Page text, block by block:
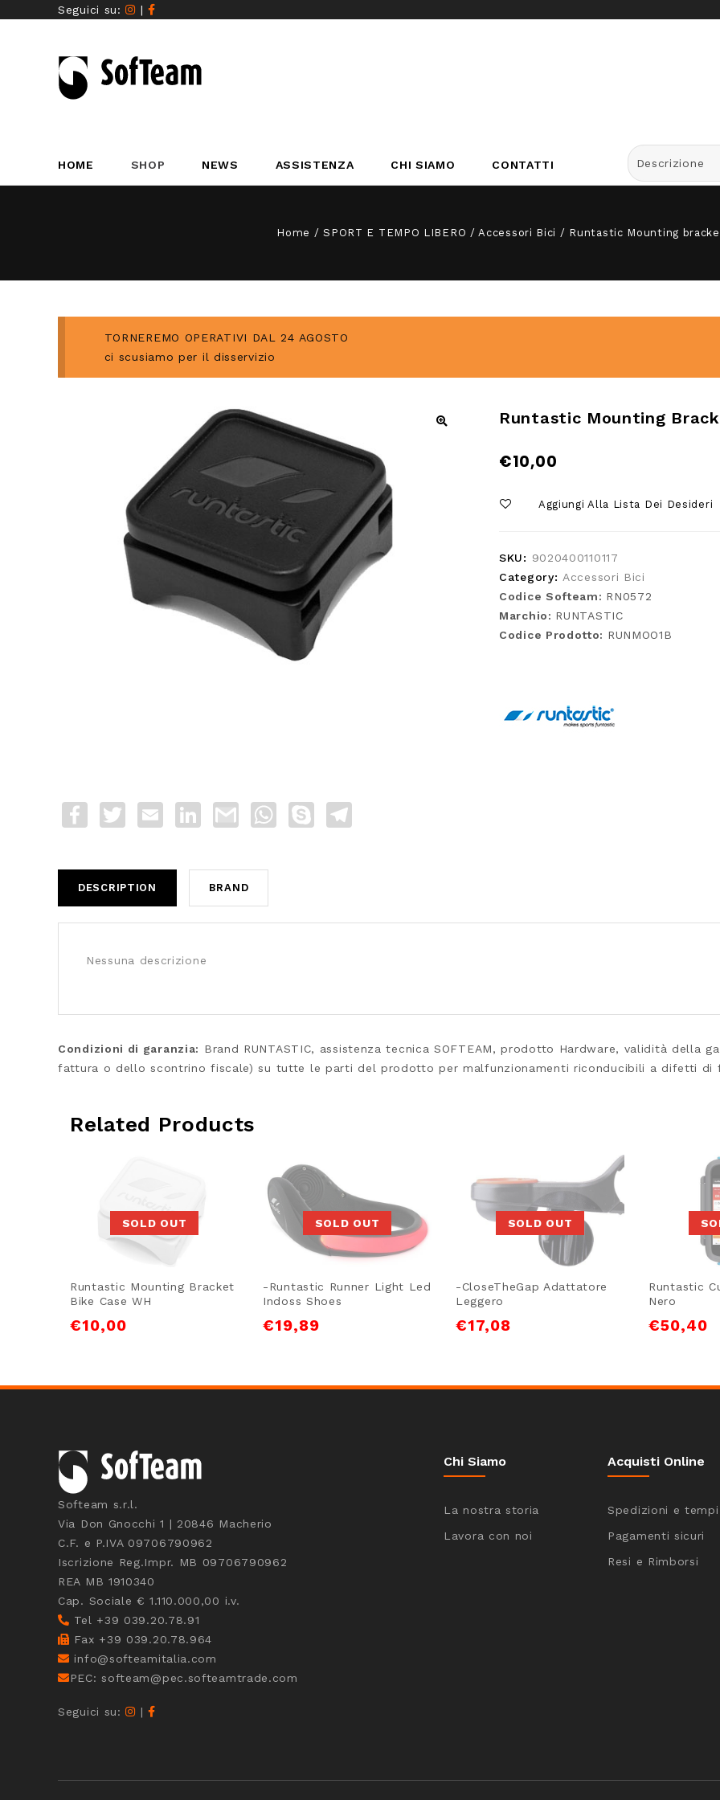
Seguici su: |
HOME SHOP NEWS ASSISTENZA CHI SIAMO CONTATTI Descrizione
Home /SPORT E TEMPO LIBERO /Accessori Bici / Runtastic Mounting
TORNEREMO OPERATIVI DAL 24 AGOSTO
ci scusiamo per il disservizio
Runtastic Mounting
€10,00
Aggiungi Alla Lista Dei Desideri
SKU: 9020400110117
Category: Accessori Bici
Codice Softeam: RN0572
Marchio: RUNTASTIC
Codice Prodotto: RUNMOO1B
FacebookTwitter Email LinkedInGmail WhatsApp
Skype
DESCRIPTION BRAND
Nessuna descrizione
Condizioni di garanzia: Brand RUNTASTIC, assistenza tecnica SOFTEAM, prodotto Hardware, validità della
fattura o dello scontrino fiscale) su tutte le parti del prodotto per malfunzionamenti riconducibili a difetti di
Related Products
SOLD OUT
Runtastic Mounting Bracket
Bike Case WH
€10,00
SOLD OUT
-Runtastic Runner Light Led
Indoss Shoes
€19,89
SOLD OUT
-CloseTheGap Adattatore
Leggero
€17,08
Runtastic
Nero
€50,40
Softeam s.r.l.
Via Don Gnocchi 1 | 20846 Macherio
C.F. e P.IVA 09706790962
Iscrizione Reg.Impr. MB 09706790962
REA MB 1910340
Cap. Sociale € 1.110.000,00 i.v.
Tel +39 039.20.78.91
Fax +39 039.20.78.964
info@softeamitalia.com
PEC: softeam@pec.softeamtrade.com
Seguici su: |
Chi Siamo
La nostra storia
Lavora con noi
Acquisti Online
Spedizioni e tempi
Pagamenti sicuri
Resi e Rimborsi